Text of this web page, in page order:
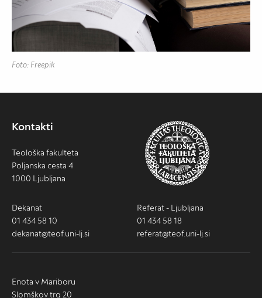
Foto: Freepik
Kontakti
Teološka fakulteta
Poljanska cesta 4
1000 Ljubljana
Dekanat
01 434 58 10
dekanat@teof.uni-lj.si
Referat - Ljubljana
01 434 58 18
referat@teof.uni-lj.si
Enota v Mariboru
Slomškov trg 20